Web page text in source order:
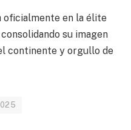
en la élite
su imagen
continente y orgullo de